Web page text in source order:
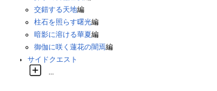
交錯する天地編
柱石を照らす曙光編
暗影に溶ける華夏編
御伽に咲く蓮花の闇焉編
サイドクエスト